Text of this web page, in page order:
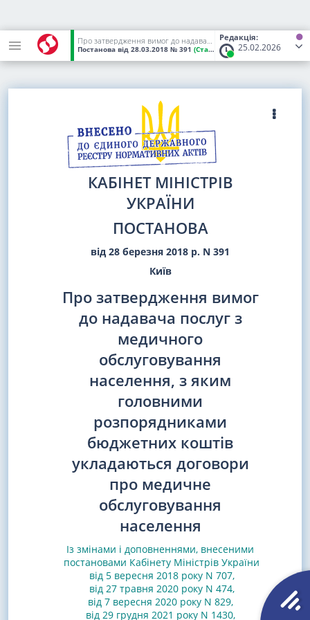
Редакція:
25.02.2026
Про затвердження вимог до надавача послуг з медичного обслуговування населення, з яким головними розпорядниками бюджетних коштів укладаються договори про медичне обслуговування населення
Постанова від 28.03.2018 № 391 (Статус: Чинний)
КАБІНЕТ МІНІСТРІВ
УКРАЇНИ
ПОСТАНОВА
від 28 березня 2018 р. N 391
Київ
Про затвердження вимог
до надавача послуг з
медичного
обслуговування
населення, з яким
головними
розпорядниками
бюджетних коштів
укладаються договори
про медичне
обслуговування
населення
Із змінами і доповненнями, внесеними
постановами Кабінету Міністрів України
від 5 вересня 2018 року N 707,
від 27 травня 2020 року N 474,
від 7 вересня 2020 року N 829,
від 29 грудня 2021 року N 1430,